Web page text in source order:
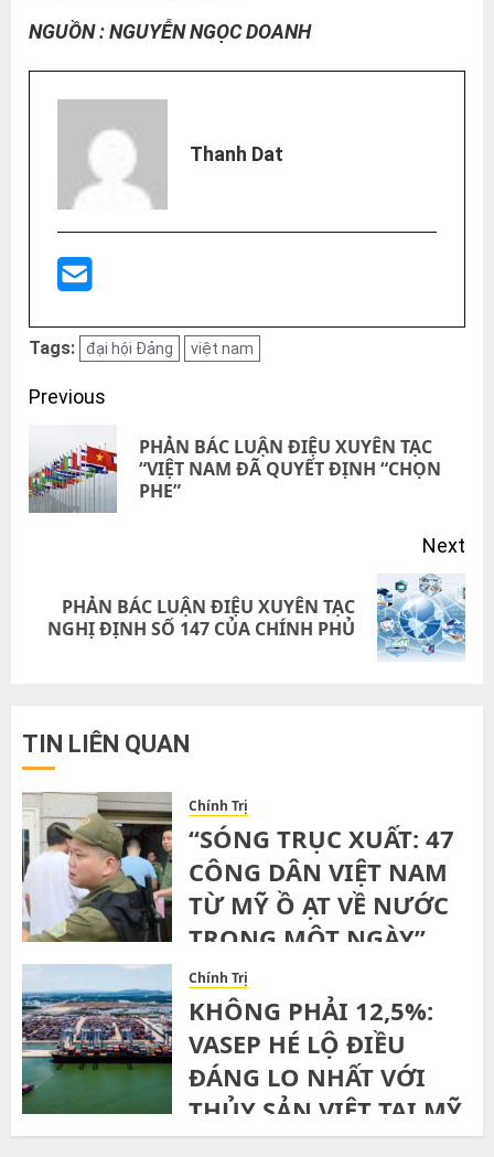
NGUỒN : NGUYỄN NGỌC DOANH
Thanh Dat
Tags: đại hội Đảng việt nam
Post
Previous
PHẢN BÁC LUẬN ĐIỆU XUYÊN TẠC
“VIỆT NAM ĐÃ QUYẾT ĐỊNH “CHỌN
PHE”
Next
Next
post:
PHẢN BÁC LUẬN ĐIỆU XUYÊN TẠC
NGHỊ ĐỊNH SỐ 147 CỦA CHÍNH PHỦ
TIN LIÊN QUAN
Chính Trị
“SÓNG TRỤC XUẤT: 47
CÔNG DÂN VIỆT NAM
TỪ MỸ Ồ ẠT VỀ NƯỚC
TRONG MỘT NGÀY”
WEDNESDAY, 5TH AUGUST, 2026
Chính Trị
KHÔNG PHẢI 12,5%:
VASEP HÉ LỘ ĐIỀU
ĐÁNG LO NHẤT VỚI
THỦY SẢN VIỆT TẠI MỸ